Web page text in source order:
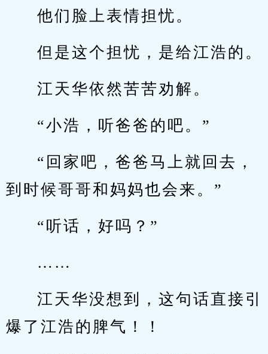
他们脸上表情担忧。
但是这个担忧，是给江浩的。
江天华依然苦苦劝解。
“小浩，听爸爸的吧。”
“回家吧，爸爸马上就回去，
到时候哥哥和妈妈也会来。”
“听话，好吗？”
……
江天华没想到，这句话直接引
爆了江浩的脾气！！